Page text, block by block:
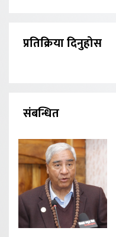
प्रतिक्रिया दिनुहोस
संबन्धित